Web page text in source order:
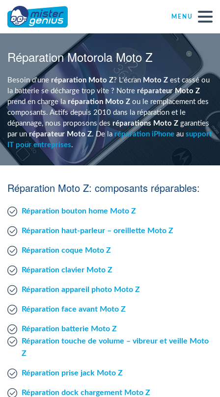
MENU
Réparations – Dépannages
Magasins informatiques toutes marques
Indépendant
PME
ASBL
Agent Mac
Réparation Motorola Moto Z
Besoin d'une réparation Moto Z? L'écran Moto Z est cassé ou
la batterie se décharge trop vite ? Notre réparateur Moto Z
prend en charge la réparation Moto Z ou le remplacement des
composants. Actifs depuis 2010 dans la réparation et le
dépannage, nous proposons des réparations Moto Z garanties
par unréparateur Moto Z. De la réparation iPhone au support
IT pour entreprises.
Réparation Moto Z: composants réparables:
Réparation bouton home Moto Z
Réparation haut-parleur – oreillette Moto Z
Réparation coque Moto Z
Réparation clavier Moto Z
Réparation appareil photo Moto Z
Réparation face avant Moto Z
Réparation batterie Moto Z
Réparation touche de volume – vibreur et veille Moto
Z
Réparation prise jack Moto Z
Réparation dock chargement Moto Z